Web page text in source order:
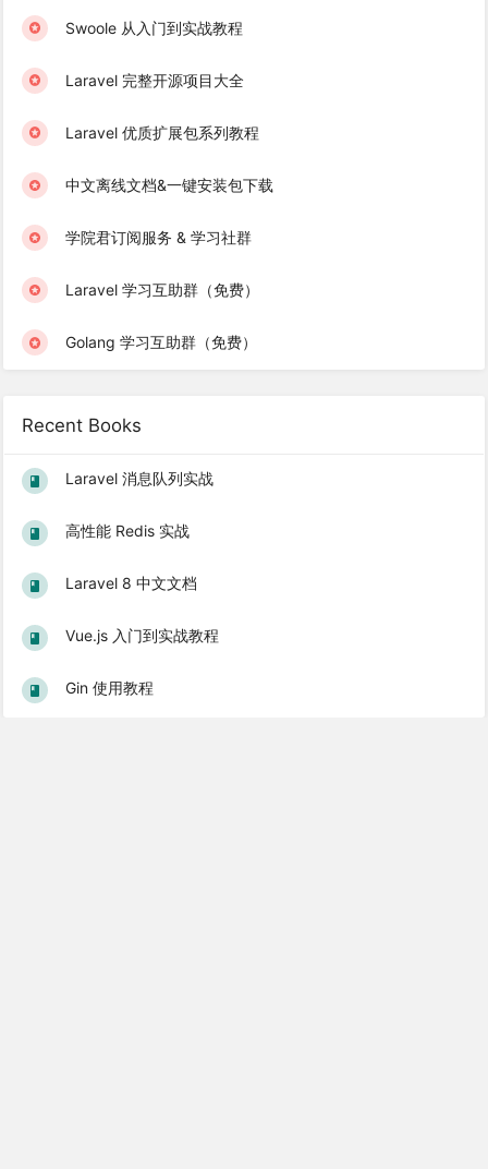
Swoole 从入门到实战教程
Laravel 完整开源项目大全
Laravel 优质扩展包系列教程
中文离线文档&一键安装包下载
学院君订阅服务 & 学习社群
Laravel 学习互助群（免费）
Golang 学习互助群（免费）
Recent Books
Laravel 消息队列实战
高性能 Redis 实战
Laravel 8 中文文档
Vue.js 入门到实战教程
Gin 使用教程